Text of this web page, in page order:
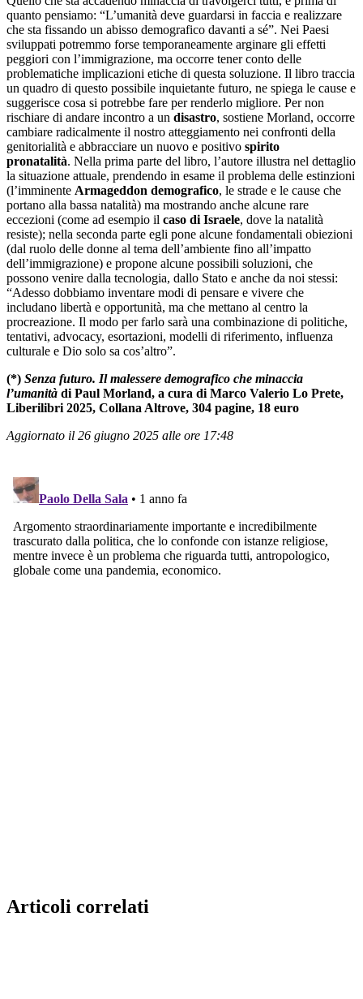
quanto pensiamo: “L’umanità deve guardarsi in faccia e realizzare
che sta fissando un abisso demografico davanti a sé”. Nei Paesi
sviluppati potremmo forse temporaneamente arginare gli effetti
peggiori con l’immigrazione, ma occorre tener conto delle
problematiche implicazioni etiche di questa soluzione. Il libro traccia
un quadro di questo possibile inquietante futuro, ne spiega le cause e
suggerisce cosa si potrebbe fare per renderlo migliore. Per non
rischiare di andare incontro a un disastro, sostiene Morland, occorre
cambiare radicalmente il nostro atteggiamento nei confronti della
genitorialità e abbracciare un nuovo e positivo spirito
pronatalità. Nella prima parte del libro, l’autore illustra nel dettaglio
la situazione attuale, prendendo in esame il problema delle estinzioni
(l’imminente Armageddon demografico, le strade e le cause che
portano alla bassa natalità) ma mostrando anche alcune rare
eccezioni (come ad esempio il caso di Israele, dove la natalità
resiste); nella seconda parte egli pone alcune fondamentali obiezioni
(dal ruolo delle donne al tema dell’ambiente fino all’impatto
dell’immigrazione) e propone alcune possibili soluzioni, che
possono venire dalla tecnologia, dallo Stato e anche da noi stessi:
“Adesso dobbiamo inventare modi di pensare e vivere che
includano libertà e opportunità, ma che mettano al centro la
procreazione. Il modo per farlo sarà una combinazione di politiche,
tentativi, advocacy, esortazioni, modelli di riferimento, influenza
culturale e Dio solo sa cos’altro”.
(*) Senza futuro. Il malessere demografico che minaccia
l’umanità di Paul Morland, a cura di Marco Valerio Lo Prete,
Liberilibri 2025, Collana Altrove, 304 pagine, 18 euro
Aggiornato il 26 giugno 2025 alle ore 17:48
Articoli correlati